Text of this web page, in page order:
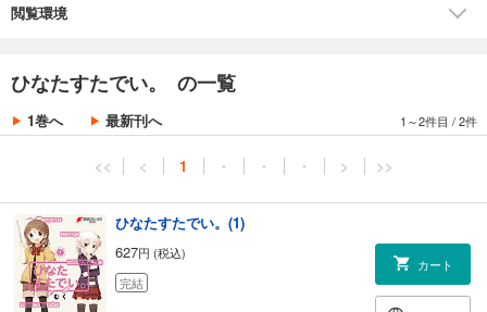
閲覧環境
ひなたすたでい。 の一覧
1巻へ 最新刊へ 1～2件目 /2件
<< < 1 ・ ・ ・ > >>
ひなたすたでい。(1)
627円 (税込)
完結
カート